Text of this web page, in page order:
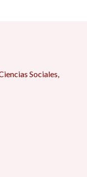
Sociales,